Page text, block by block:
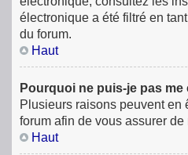
électronique a été filtré en
du forum.
Haut
Pourquoi ne puis-je pas me
Plusieurs raisons peuvent en
forum afin de vous assurer
Haut